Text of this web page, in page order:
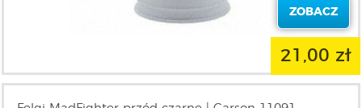
ZOBACZ
21,00 zł